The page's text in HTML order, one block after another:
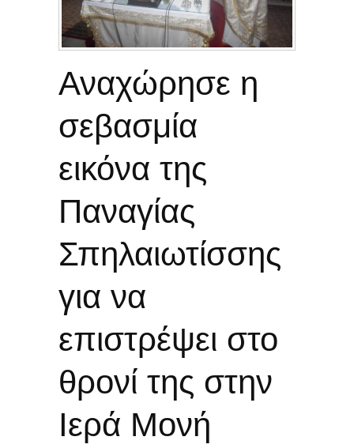
Αναχώρησε η
σεβασμία
εικόνα της
Παναγίας
Σπηλαιωτίσσης
για να
επιστρέψει στο
θρονί της στην
Ιερά Μονή